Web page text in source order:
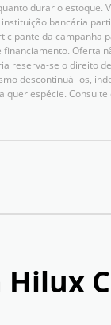
durar o estoque.
bancária
da campanha
Oferta
reserva-se o direito
descontinuá-los,
espécie.